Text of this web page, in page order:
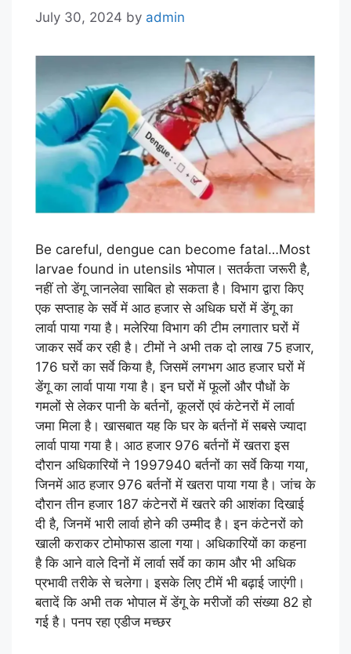
July 30, 2024 by admin
Be careful, dengue can become fatal…Most
larvae found in utensils भोपाल। सतर्कता जरूरी है,
नहीं तो डेंगू जानलेवा साबित हो सकता है। विभाग द्वारा किए
एक सप्ताह के सर्वे में आठ हजार से अधिक घरों में डेंगू का
लार्वा पाया गया है। मलेरिया विभाग की टीम लगातार घरों में
जाकर सर्वे कर रही है। टीमों ने अभी तक दो लाख 75 हजार,
176 घरों का सर्वे किया है, जिसमें लगभग आठ हजार घरों में
डेंगू का लार्वा पाया गया है। इन घरों में फूलों और पौधों के
गमलों से लेकर पानी के बर्तनों, कूलरों एवं कंटेनरों में लार्वा
जमा मिला है। खासबात यह कि घर के बर्तनों में सबसे ज्यादा
लार्वा पाया गया है। आठ हजार 976 बर्तनों में खतरा इस
दौरान अधिकारियों ने 1997940 बर्तनों का सर्वे किया गया,
जिनमें आठ हजार 976 बर्तनों में खतरा पाया गया है। जांच के
दौरान तीन हजार 187 कंटेनरों में खतरे की आशंका दिखाई
दी है, जिनमें भारी लार्वा होने की उम्मीद है। इन कंटेनरों को
खाली कराकर टोमोफास डाला गया। अधिकारियों का कहना
है कि आने वाले दिनों में लार्वा सर्वे का काम और भी अधिक
प्रभावी तरीके से चलेगा। इसके लिए टीमें भी बढ़ाई जाएंगी।
बतादें कि अभी तक भोपाल में डेंगू के मरीजों की संख्या 82 हो
गई है। पनप रहा एडीज मच्छर